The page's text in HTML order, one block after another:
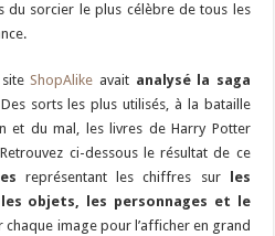
du sorcier le plus célèbre de tous les
ShopAlike avait analysé la saga
sorts les plus utilisés, à la bataille
et du mal, les livres de Harry Potter
ci-dessous le résultat de ce
représentant les chiffres sur
les
objets, les personnages et le
chaque image pour l’afficher en grand